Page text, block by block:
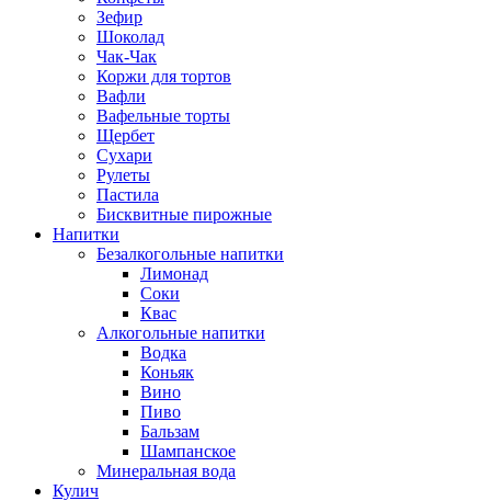
Зефир
Шоколад
Чак-Чак
Коржи для тортов
Вафли
Вафельные торты
Щербет
Сухари
Рулеты
Пастила
Бисквитные пирожные
Напитки
Безалкогольные напитки
Лимонад
Соки
Квас
Алкогольные напитки
Водка
Коньяк
Вино
Пиво
Бальзам
Шампанское
Минеральная вода
Кулич